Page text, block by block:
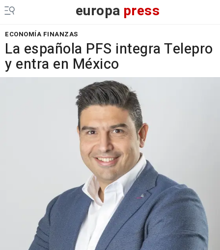
europa press
ECONOMÍA FINANZAS
La española PFS integra Telepro
y entra en México